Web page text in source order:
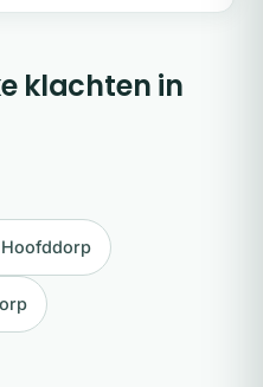
klachten in